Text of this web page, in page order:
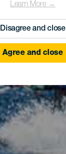
Learn More →
Disagree and close
Agree and close